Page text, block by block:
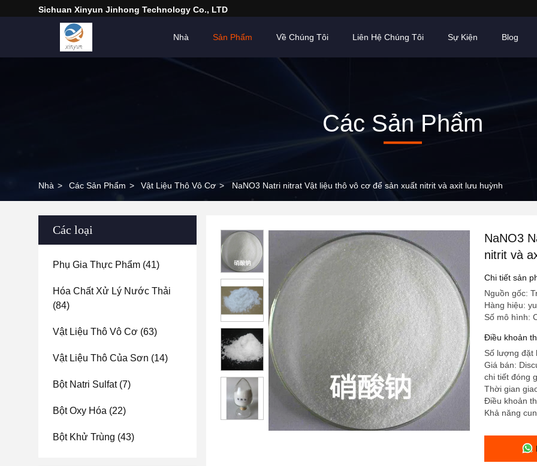
Sichuan Xinyun Jinhong Technology Co., LTD
Nhà Sản Phẩm Về Chúng Tôi Liên Hệ Chúng Tôi Sự Kiện Blog
Các Sản Phẩm
Nhà > Các Sản Phẩm > Vật Liệu Thô Vô Cơ > NaNO3 Natri nitrat Vật liệu thô vô cơ để sản xuất nitrit và axit lưu huỳnh
Các loại
Phụ Gia Thực Phẩm (41)
Hóa Chất Xử Lý Nước Thải
(84)
Vật Liệu Thô Vô Cơ (63)
Vật Liệu Thô Của Sơn (14)
Bột Natri Sulfat(7)
Bột Oxy Hóa (22)
Bột Khử Trùng (43)
NaNO3
nitrit và
Chi tiết sản
Nguồn gốc:
Hàng hiệu:
Số mô hình:
Điều khoản
Số lượng đặt
Giá bán:
chi tiết đóng
Thời gian
Điều khoản
Khả năng